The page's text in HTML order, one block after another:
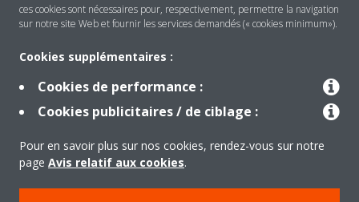
Solutions
À propos de Daikin
ces cookies sont nécessaires pour, respectivement, permettre la navigation
sur notre site Web et fournir les services demandés (« cookies minimum»).
Cookies supplémentaires :
Cookies de performance :
Cookies publicitaires / de ciblage :
Pour en savoir plus sur nos cookies, rendez-vous sur notre
page Avis relatif aux cookies.